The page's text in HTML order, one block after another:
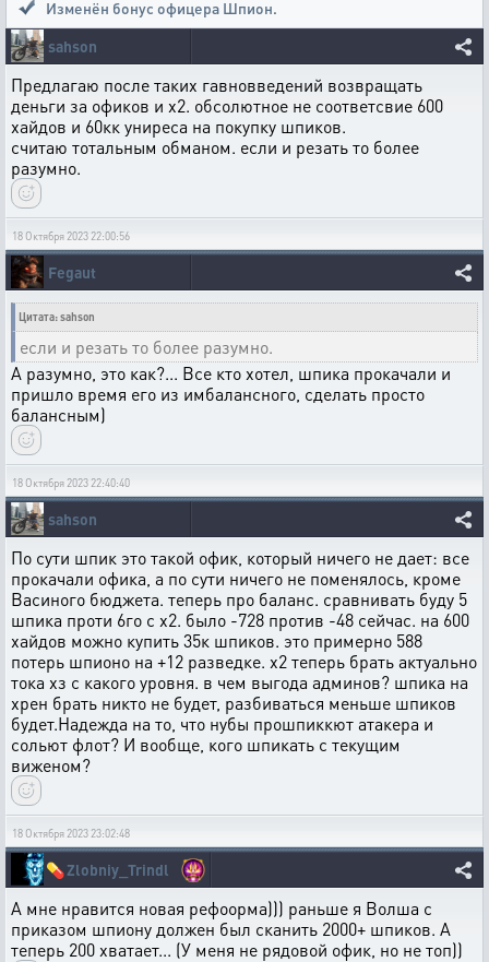
Изменён бонус офицера Шпион.
sahson
Предлагаю после таких гавновведений возвращать
деньги за офиков и х2. обсолютное не соответсвие 600
хайдов и 60кк униреса на покупку шпиков.
считаю тотальным обманом. если и резать то более
разумно.
18 Октября 2023 22:00:56
Fegaut
Цитата: sahson
если и резать то более разумно.
А разумно, это как?... Все кто хотел, шпика прокачали и
пришло время его из имбалансного, сделать просто
балансным)
18 Октября 2023 22:40:40
sahson
По сути шпик это такой офик, который ничего не дает: все
прокачали офика, а по сути ничего не поменялось, кроме
Васиного бюджета. теперь про баланс. сравнивать буду 5
шпика проти 6го с х2. было -728 против -48 сейчас. на 600
хайдов можно купить 35к шпиков. это примерно 588
потерь шпионо на +12 разведке. х2 теперь брать актуально
тока хз с какого уровня. в чем выгода админов? шпика на
хрен брать никто не будет, разбиваться меньше шпиков
будет.Надежда на то, что нубы прошпиккют атакера и
сольют флот? И вообще, кого шпикать с текущим
виженом?
18 Октября 2023 23:02:48
💊Zlobniy_Trindl
А мне нравится новая рефоорма))) раньше я Волша с
приказом шпиону должен был сканить 2000+ шпиков. А
теперь 200 хватает... (У меня не рядовой офик, но не топ))